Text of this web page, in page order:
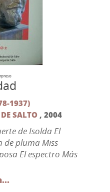
1937)
SALTO , 2004
de Isolda El
pluma Miss
El espectro Más